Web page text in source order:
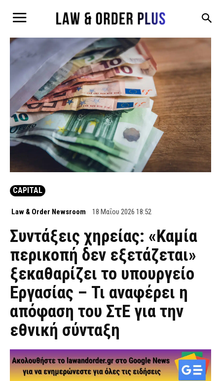
CAPITAL
Law & Order Newsroom 18 Μαΐου 2026 18:52
Συντάξεις χηρείας: «Καμία
περικοπή δεν εξετάζεται»
ξεκαθαρίζει το υπουργείο
Εργασίας – Τι αναφέρει η
απόφαση του ΣτΕ για την
εθνική σύνταξη